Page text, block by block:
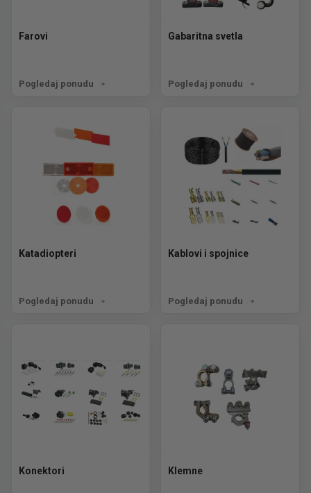
Farovi
Pogledaj ponudu
Gabaritna svetla
Pogledaj ponudu
Katadiopteri
Pogledaj ponudu
Kablovi i spojnice
Pogledaj ponudu
Konektori Klemne